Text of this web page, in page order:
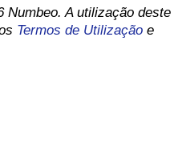
Numbeo. A utilização deste
Termos de Utilização e